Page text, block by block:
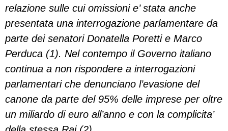
relazione sulle cui omissioni e’ stata anche
presentata una interrogazione parlamentare da
parte dei senatori Donatella Poretti e Marco
Perduca (1). Nel contempo il Governo italiano
continua a non rispondere a interrogazioni
parlamentari che denunciano l’evasione del
canone da parte del 95% delle imprese per oltre
un miliardo di euro all’anno e con la complicita’